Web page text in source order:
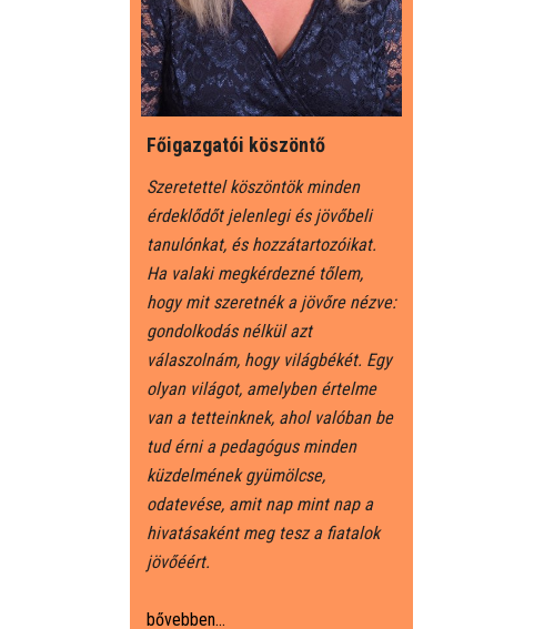
Főigazgatói köszöntő
Szeretettel köszöntök minden
érdeklődőt jelenlegi és jövőbeli
tanulónkat, és hozzátartozóikat.
Ha valaki megkérdezné tőlem,
hogy mit szeretnék a jövőre nézve:
gondolkodás nélkül azt
válaszolnám, hogy világbékét. Egy
olyan világot, amelyben értelme
van a tetteinknek, ahol valóban be
tud érni a pedagógus minden
küzdelmének gyümölcse,
odatevése, amit nap mint nap a
hivatásaként meg tesz a fiatalok
jövőéért.
bővebben...